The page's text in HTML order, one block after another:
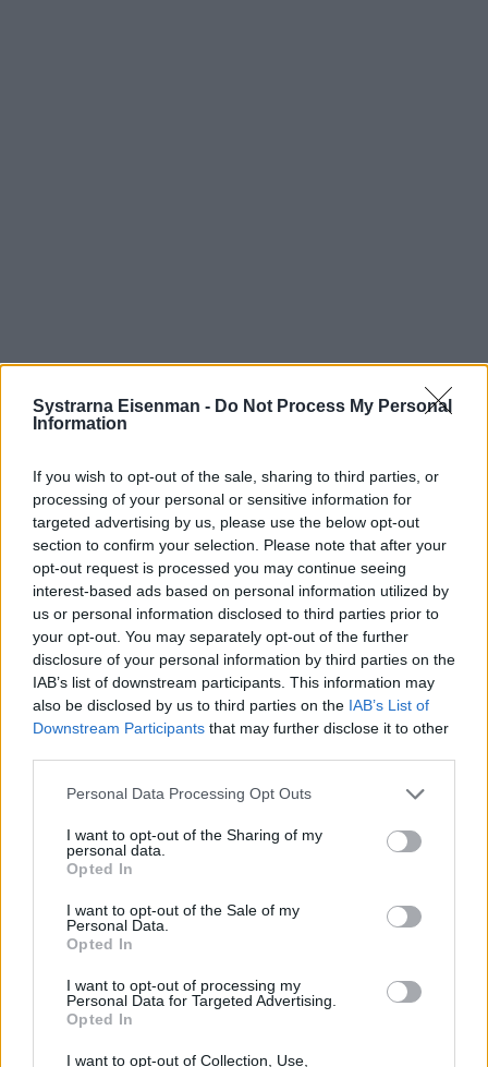
Systrarna Eisenman - Do Not Process My Personal
Information
If you wish to opt-out of the sale, sharing to third parties, or
processing of your personal or sensitive information for
targeted advertising by us, please use the below opt-out
section to confirm your selection. Please note that after your
opt-out request is processed you may continue seeing
interest-based ads based on personal information utilized by
us or personal information disclosed to third parties prior to
your opt-out. You may separately opt-out of the further
disclosure of your personal information by third parties on the
IAB’s list of downstream participants. This information may
also be disclosed by us to third parties on the IAB’s List of
Downstream Participants that may further disclose it to other
Personal Data Processing Opt Outs
I want to opt-out of the Sharing of my
personal data.
Opted In
I want to opt-out of the Sale of my
Personal Data.
Opted In
I want to opt-out of processing my
Personal Data for Targeted Advertising.
Opted In
I want to opt-out of Collection, Use,
Prenumerera Logga in
COMMENTS